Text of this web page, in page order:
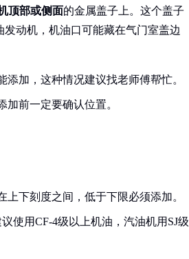
顶部或侧面的金属盖子上。这个盖子
动机，机油口可能藏在气门室盖边
加，这种情况建议找老师傅帮忙。
加前一定要确认位置。
下刻度之间，低于下限必须添加。
使用CF-4级以上机油，汽油机用SJ级